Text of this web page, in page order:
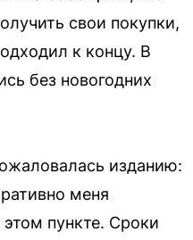
свои покупки,
к концу. В
без новогодних
изданию:
меня
пункте. Сроки